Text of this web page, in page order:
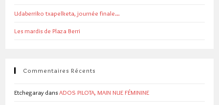
Udaberriko txapelketa, journée finale…
Les mardis de Plaza Berri
Commentaires Récents
Etchegaray dansADOS PILOTA, MAIN NUE FÉMININE